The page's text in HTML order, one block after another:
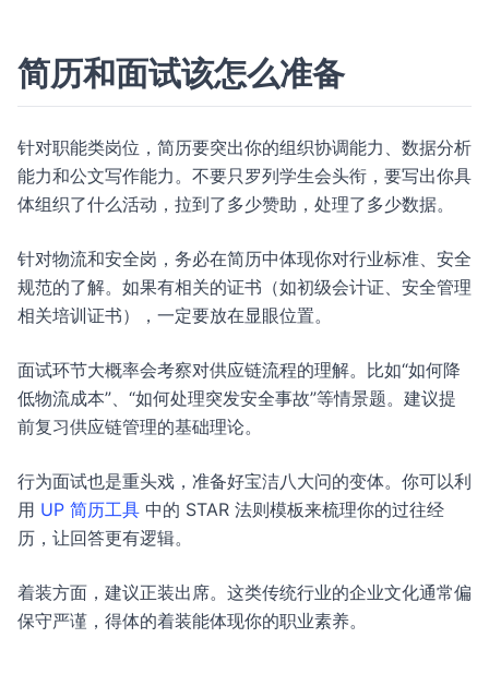
简历和面试该怎么准备
针对职能类岗位，简历要突出你的组织协调能力、数据分析
能力和公文写作能力。不要只罗列学生会头衔，要写出你具
体组织了什么活动，拉到了多少赞助，处理了多少数据。
针对物流和安全岗，务必在简历中体现你对行业标准、安全
规范的了解。如果有相关的证书（如初级会计证、安全管理
相关培训证书），一定要放在显眼位置。
面试环节大概率会考察对供应链流程的理解。比如“如何降
低物流成本”、“如何处理突发安全事故”等情景题。建议提
前复习供应链管理的基础理论。
行为面试也是重头戏，准备好宝洁八大问的变体。你可以利
用 UP 简历工具 中的 STAR 法则模板来梳理你的过往经
历，让回答更有逻辑。
着装方面，建议正装出席。这类传统行业的企业文化通常偏
保守严谨，得体的着装能体现你的职业素养。